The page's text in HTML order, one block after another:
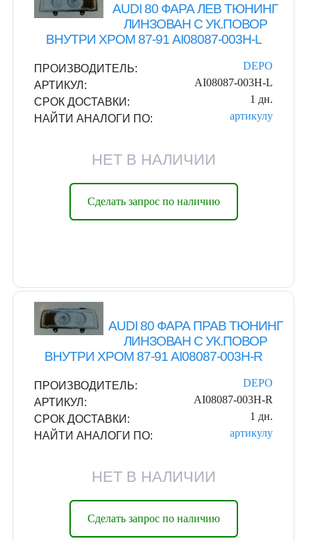
AUDI 80 ФАРА ЛЕВ ТЮНИНГ
ЛИНЗОВАН С УК.ПОВОР
ВНУТРИ ХРОМ 87-91 AI08087-003H-L
ПРОИЗВОДИТЕЛЬ:
DEPO
АРТИКУЛ:
AI08087-003H-L
СРОК ДОСТАВКИ:
1 дн.
НАЙТИ АНАЛОГИ ПО:
артикулу
НЕТ В НАЛИЧИИ
Сделать запрос по наличию
AUDI 80 ФАРА ПРАВ ТЮНИНГ
ЛИНЗОВАН С УК.ПОВОР
ВНУТРИ ХРОМ 87-91 AI08087-003H-R
ПРОИЗВОДИТЕЛЬ:
DEPO
АРТИКУЛ:
AI08087-003H-R
СРОК ДОСТАВКИ:
1 дн.
НАЙТИ АНАЛОГИ ПО:
артикулу
НЕТ В НАЛИЧИИ
Сделать запрос по наличию